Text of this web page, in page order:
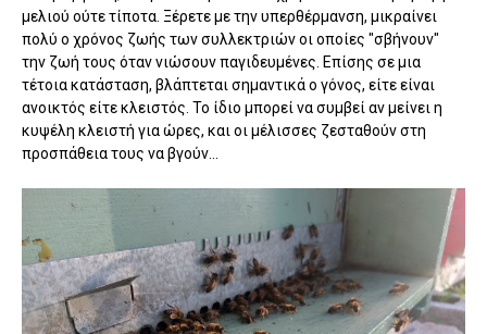
μελιού ούτε τίποτα. Ξέρετε με την υπερθέρμανση, μικραίνει
πολύ ο χρόνος ζωής των συλλεκτριών οι οποίες "σβήνουν"
την ζωή τους όταν νιώσουν παγιδευμένες. Επίσης σε μια
τέτοια κατάσταση, βλάπτεται σημαντικά ο γόνος, είτε είναι
ανοικτός είτε κλειστός. Το ίδιο μπορεί να συμβεί αν μείνει η
κυψέλη κλειστή για ώρες, και οι μέλισσες ζεσταθούν στη
προσπάθεια τους να βγούν...